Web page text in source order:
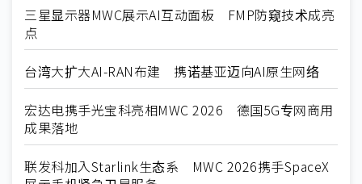
三星显示器MWC展示AI互动面板 FMP防窥技术成亮
点
台湾大扩大AI-RAN布建 携诺基亚迈向AI原生网络
宏达电携手光宝科亮相MWC 2026 德国5G专网商用
成果落地
联发科加入Starlink生态系 MWC 2026携手SpaceX